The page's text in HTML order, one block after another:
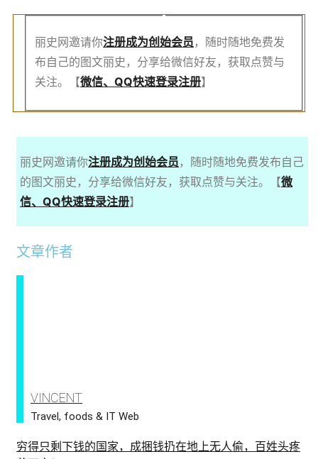
丽史网邀请你注册成为创始会员 ，随时随地免费发
布自己的图文丽史，分享给微信好友，获取点赞与
关注。【微信、QQ快速登录注册】
丽史网邀请你注册成为创始会员 ，随时随地免费发布自己
的图文丽史，分享给微信好友，获取点赞与关注。【微
信、QQ快速登录注册】
文章作者
VINCENT
Travel, foods & IT Web
穷得只剩下钱的国家，成捆钱扔在地上无人偷，百姓头疼